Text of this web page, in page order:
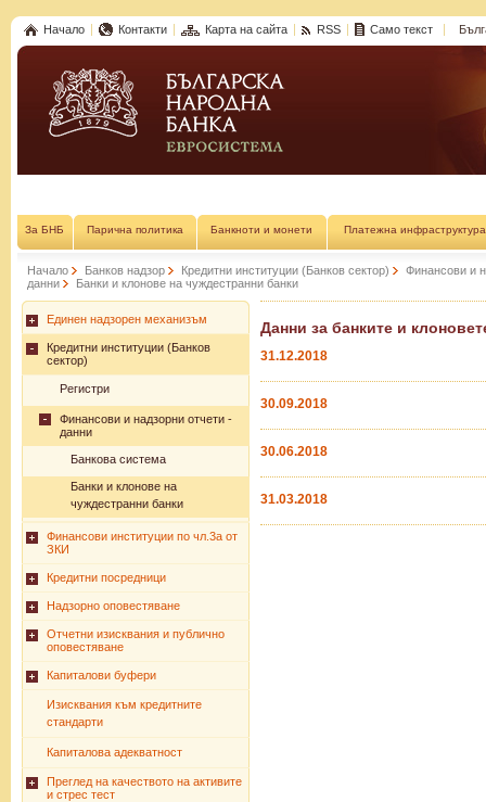
Начало Контакти Карта на сайта RSS Само текст
За БНБ Парична политика Банкноти и монети Платежна инфраструктура
Начало Банков надзор Кредитни институции (Банков сектор)
Финансови и
данни
Банки и клонове на чуждестранни банки
Единен надзорен механизъм
Кредитни институции (Банков
сектор)
Регистри
Финансови и надзорни отчети -
данни
Банкова система
Банки и клонове на
чуждестранни банки
Финансови институции по чл.3а от
ЗКИ
Кредитни посредници
Надзорно оповестяване
Отчетни изисквания и публично
оповестяване
Капиталови буфери
Изисквания към кредитните
стандарти
Капиталова адекватност
Преглед на качеството на активите
и стрес тест
Данни за банките и
31.12.2018
30.09.2018
30.06.2018
31.03.2018